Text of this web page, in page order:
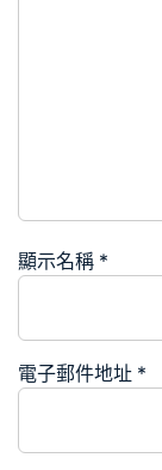
顯示名稱 *
電子郵件地址 *